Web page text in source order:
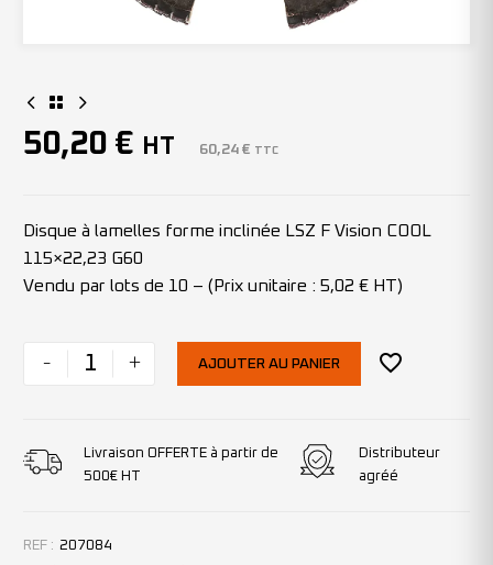
50,20 € HT 60,24 € TTC
Disque à lamelles forme inclinée LSZ F Vision COOL
115×22,23 G60
Vendu par lots de 10 – (Prix unitaire : 5,02 € HT)
- + AJOUTER AU PANIER
Livraison OFFERTE à partir de
500€ HT
Distributeur
agréé
REF : 207084